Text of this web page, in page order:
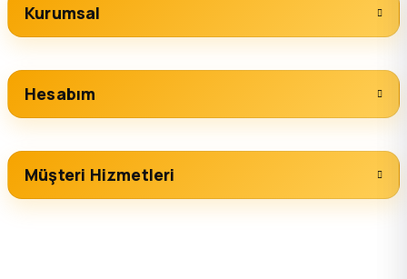
Kurumsal
Hesabım
Müşteri Hizmetleri